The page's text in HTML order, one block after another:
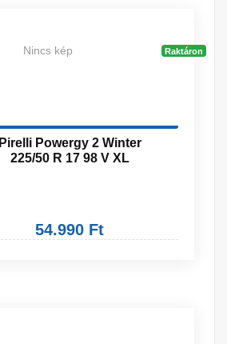
Raktáron
Nincs kép
Pirelli Powergy 2 Winter
225/50 R 17 98 V XL
54.990 Ft